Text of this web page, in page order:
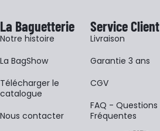
La Baguetterie
Notre histoire
La BagShow
​Télécharger le
catalogue
Nous contacter
Service Client
Livraison
Garantie 3 ans
CGV
FAQ - Questions
Fréquentes